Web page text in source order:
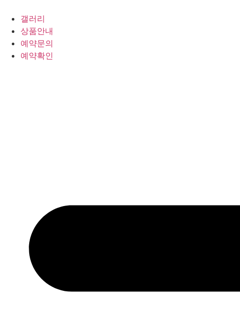
갤러리
상품안내
예약문의
예약확인